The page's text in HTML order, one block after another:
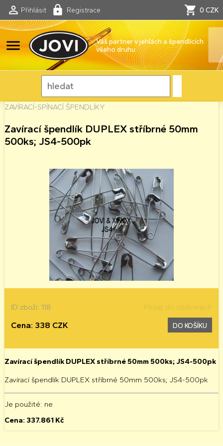
Přihlásit Registrace 0 CZK
menu
Váš partner v jehlách a špendlících
všeho druhu
ZAVÍRACÍ-SPÍNACÍ ŠPENDLÍKY
Zavírací špendlík DUPLEX stříbrné 50mm
500ks; JS4-500pk
ID zboží: 118 Přidat do oblíbených
Cena: 338 CZK DO KOŠÍKU
Zavírací špendlík DUPLEX stříbrné 50mm 500ks; JS4-500pk
Zavírací špendlík DUPLEX stříbrné 50mm 500ks; JS4-500pk
Je použité: ne
Cena: 337.861Kč